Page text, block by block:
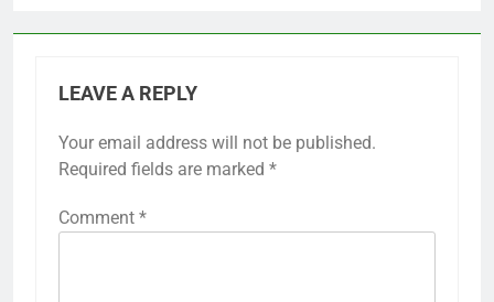
LEAVE A REPLY
Your email address will not be published.
Required fields are marked *
Comment *